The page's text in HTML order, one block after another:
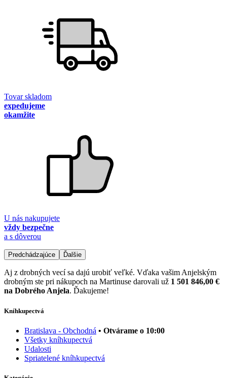
Tovar skladom
expedujeme
okamžite
U nás nakupujete
vždy bezpečne
a s dôverou
Predchádzajúce Ďalšie
Aj z drobných vecí sa dajú urobiť veľké. Vďaka vašim Anjelským
drobným ste pri nákupoch na Martinuse darovali už 1 501 846,00 €
na Dobrého Anjela. Ďakujeme!
Kníhkupectvá
Bratislava - Obchodná • Otvárame o 10:00
Všetky kníhkupectvá
Udalosti
Spriatelené kníhkupectvá